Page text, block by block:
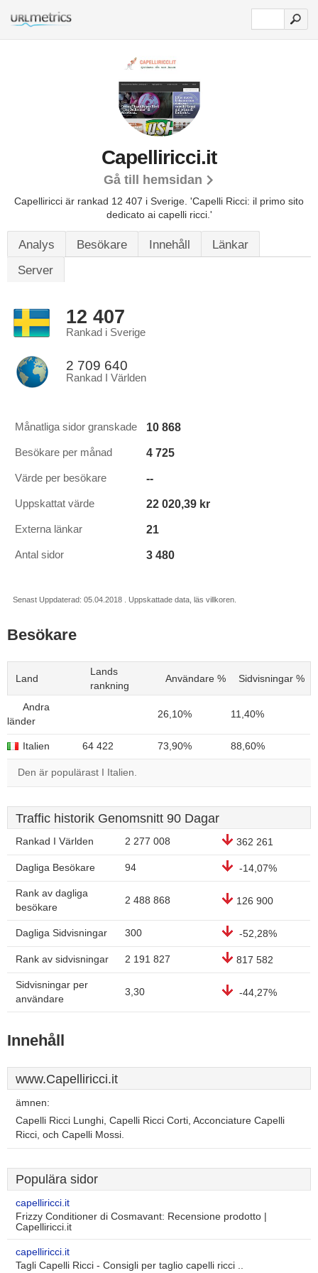
Capelliricci.it
Gå till hemsidan
Capelliricci är rankad 12 407 i Sverige. 'Capelli Ricci: il primo sito
dedicato ai capelli ricci.'
Analys Besökare Innehåll
Länkar
Server
12 407
Rankad i Sverige
2 709 640
Rankad I Världen
Månatliga sidor granskade 10 868
Besökare per månad 4 725
Värde per besökare --
Uppskattat värde 22 020,39 kr
Externa länkar 21
Antal sidor 3 480
Senast Uppdaterad: 05.04.2018 . Uppskattade data, läs villkoren.
Besökare
Land
Lands
rankning
Användare % Sidvisningar %
Andra
länder
26,10% 11,40%
Italien 64 422 73,90% 88,60%
Den är populärast I Italien.
Traffic historik Genomsnitt 90 Dagar
Rankad I Världen 2 277 008 362 261
Dagliga Besökare 94 -14,07%
Rank av dagliga
besökare
2 488 868 126 900
Dagliga Sidvisningar 300 -52,28%
Rank av sidvisningar 2 191 827 817 582
Sidvisningar per
användare
3,30 -44,27%
Innehåll
www.Capelliricci.it
ämnen:
Capelli Ricci Lunghi, Capelli Ricci Corti, Acconciature Capelli
Ricci, och Capelli Mossi.
Populära sidor
capelliricci.it
Frizzy Conditioner di Cosmavant: Recensione prodotto |
Capelliricci.it
capelliricci.it
Tagli Capelli Ricci - Consigli per taglio capelli ricci ..